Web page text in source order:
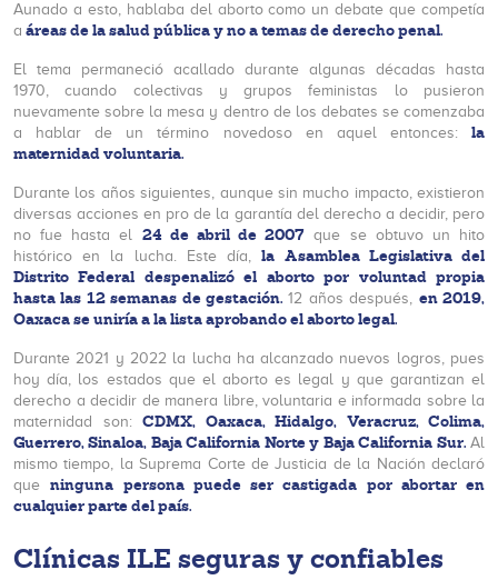
Aunado a esto, hablaba del aborto como un debate que competía
a áreas de la salud pública y no a temas de derecho penal.
El tema permaneció acallado durante algunas décadas hasta
1970, cuando colectivas y grupos feministas lo pusieron
nuevamente sobre la mesa y dentro de los debates se comenzaba
a hablar de un término novedoso en aquel entonces: la
maternidad voluntaria.
Durante los años siguientes, aunque sin mucho impacto, existieron
diversas acciones en pro de la garantía del derecho a decidir, pero
no fue hasta el 24 de abril de 2007 que se obtuvo un hito
histórico en la lucha. Este día,la Asamblea Legislativa del
Distrito Federal despenalizó el aborto por voluntad propia
hasta las 12 semanas de gestación. 12 años después, en 2019,
Oaxaca se uniría a la lista aprobando el aborto legal.
Durante 2021 y 2022 la lucha ha alcanzado nuevos logros, pues
hoy día, los estados que el aborto es legal y que garantizan el
derecho a decidir de manera libre, voluntaria e informada sobre la
maternidad son: CDMX, Oaxaca, Hidalgo, Veracruz, Colima,
Guerrero, Sinaloa, Baja California Norte y Baja California Sur.Al
mismo tiempo, la Suprema Corte de Justicia de la Nación declaró
queninguna persona puede ser castigada por abortar en
cualquier parte del país.
Clínicas ILE seguras y confiables